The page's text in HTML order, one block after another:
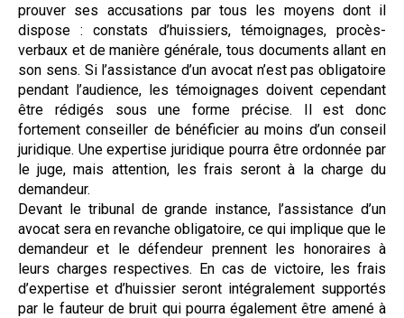
prouver ses accusations par tous les moyens dont il
dispose : constats d’huissiers, témoignages, procès-
verbaux et de manière générale, tous documents allant en
son sens. Si l’assistance d’un avocat n’est pas obligatoire
pendant l’audience, les témoignages doivent cependant
être rédigés sous une forme précise. Il est donc
fortement conseiller de bénéficier au moins d’un conseil
juridique. Une expertise juridique pourra être ordonnée par
le juge, mais attention, les frais seront à la charge du
demandeur.
Devant le tribunal de grande instance, l’assistance d’un
avocat sera en revanche obligatoire, ce qui implique que le
demandeur et le défendeur prennent les honoraires à
leurs charges respectives. En cas de victoire, les frais
d’expertise et d’huissier seront intégralement supportés
par le fauteur de bruit qui pourra également être amené à